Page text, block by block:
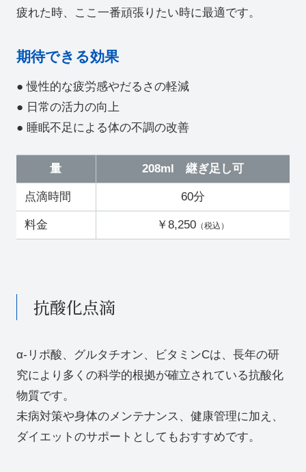
疲れた時、ここ一番頑張りたい時に最適です。
期待できる効果
● 慢性的な疲労感やだるさの軽減
● 日常の活力の向上
● 睡眠不足による体の不調の改善
量 208ml 継ぎ足し可
点滴時間 60分
料金 ￥8,250 （税込）
抗酸化点滴
α-リポ酸、グルタチオン、ビタミンCは、長年の研
究により多くの科学的根拠が確立されている抗酸化
物質です。
未病対策や身体のメンテナンス、健康管理に加え、
ダイエットのサポートとしてもおすすめです。